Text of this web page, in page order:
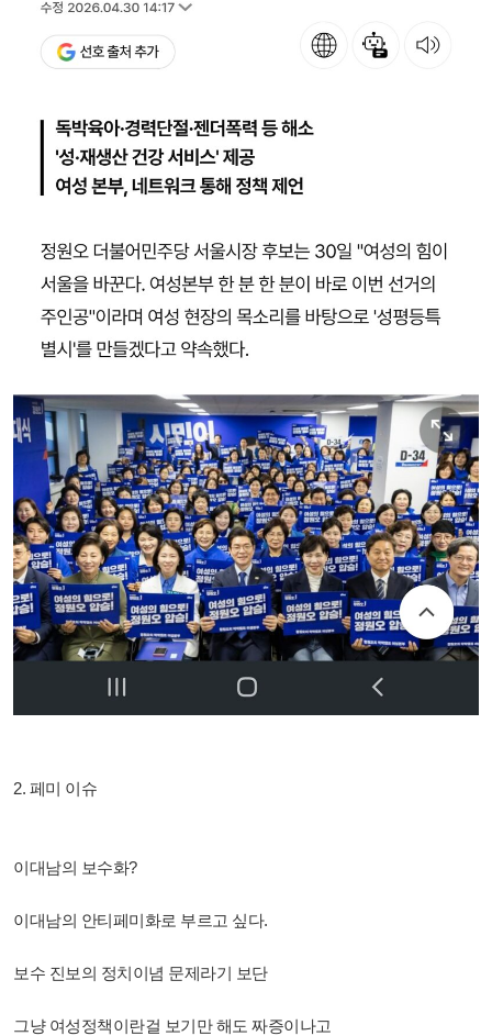
2. 페미 이슈
이대남의 보수화?
이대남의 안티페미화로 부르고 싶다.
보수 진보의 정치이념 문제라기 보단
그냥 여성정책이란걸 보기만 해도 짜증이나고